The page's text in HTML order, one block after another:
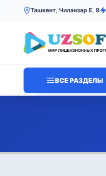
Ташкент, Чиланзар Е, 9
ВСЕ РАЗДЕЛЫ